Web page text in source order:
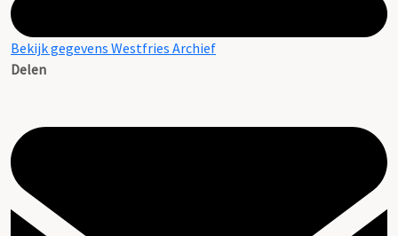
Bekijk gegevens Westfries Archief
Delen